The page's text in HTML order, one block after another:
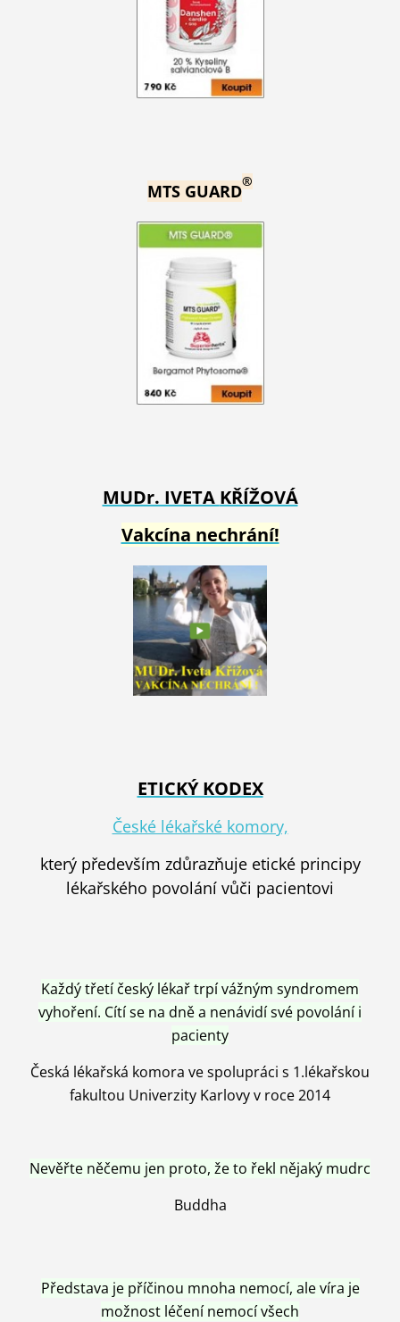
MTS GUARD®
MUDr. IVETA KŘÍŽOVÁ
Vakcína nechrání!
ETICKÝ KODEX
České lékařské komory,
který především zdůrazňuje etické principy
lékařského povolání vůči pacientovi
Každý třetí český lékař trpí vážným syndromem
vyhoření. Cítí se na dně a nenávidí své povolání i
pacienty
Česká lékařská komora ve spolupráci s 1.lékařskou
fakultou Univerzity Karlovy v roce 2014
Nevěřte něčemu jen proto, že to řekl nějaký mudrc
Buddha
Představa je příčinou mnoha nemocí, ale víra je
možnost léčení nemocí všech